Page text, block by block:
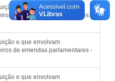
e que envolvam
de emendas parlamentares -
e que envolvam
de emendas parlamentares -
e que envolvam